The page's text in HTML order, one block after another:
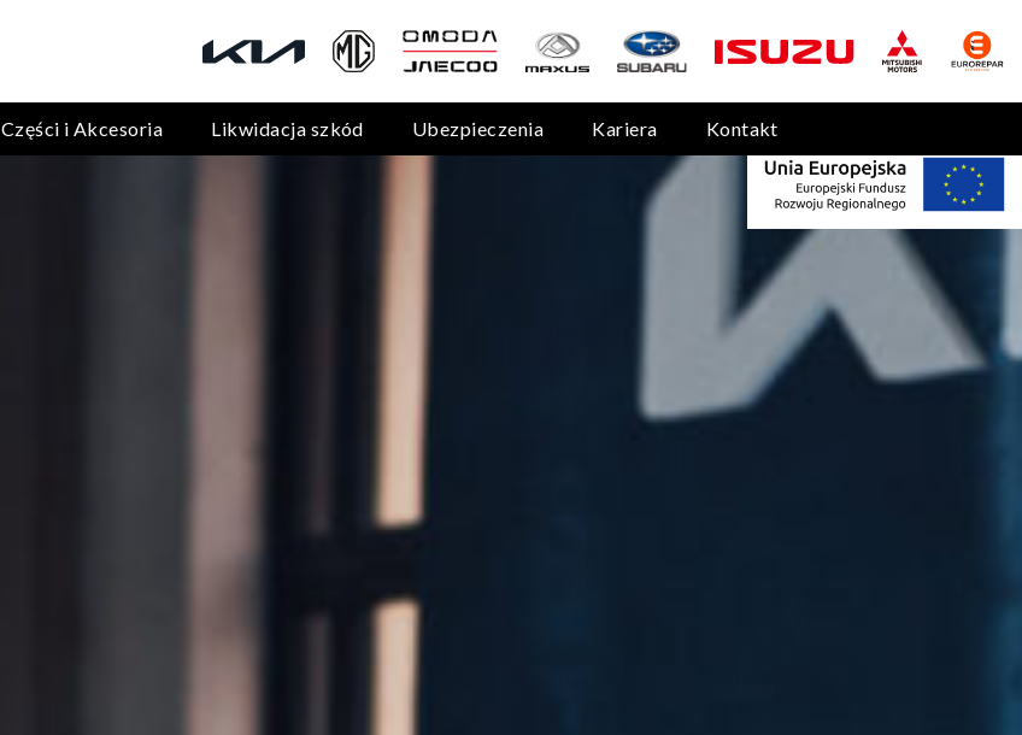
Części i Akcesoria Likwidacja szkód Ubezpieczenia Kariera Kontakt